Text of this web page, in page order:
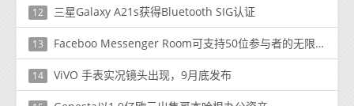
12 三星Galaxy A21s获得Bluetooth SIG认证
13 Faceboo Messenger Room可支持50位参与者的无限制视频通话
14 ViVO 手表实况镜头出现，9月底发布